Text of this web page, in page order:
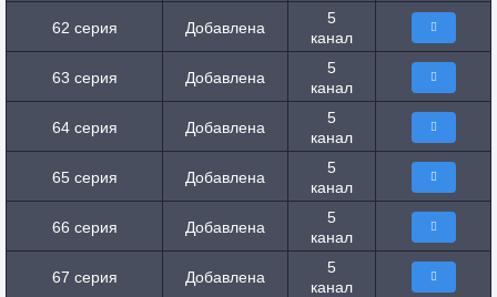
62 серия Добавлена
5
канал
63 серия Добавлена
5
канал
64 серия Добавлена
5
канал
65 серия Добавлена
5
канал
66 серия Добавлена
5
канал
67 серия Добавлена
5
канал